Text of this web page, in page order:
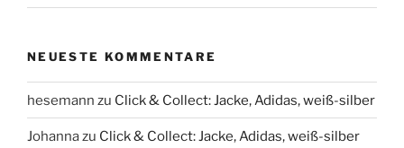
NEUESTE KOMMENTARE
hesemann zu Click & Collect: Jacke, Adidas, weiß-silber
Johannazu Click & Collect: Jacke, Adidas, weiß-silber